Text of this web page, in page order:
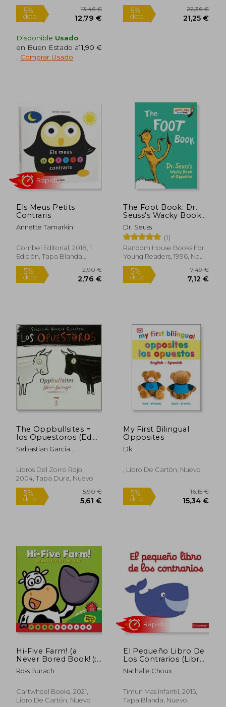
Disponible Usado
en Buen Estado a11,90 €
Comprar Usado
Els Meus Petits
Contraris
Annette Tamarkin
Combel Editorial, 2018, 1
Edición, Tapa Blanda,
Nuevo
5%
dcto. 2,76 €
Rápido
The Foot Book: Dr.
Seuss's Wacky Book
of Opposites (en
Inglés)
Dr. Seuss
(1)
Random House Books For
Young Readers, 1996, No
Edición, Libro De Cartón,
Nuevo
5%
dcto.
The Oppbullsites =
los Opuestoros (Ed.
Bilingue Español-
Ingles)
Sebastian Garcia
Libros Del Zorro Rojo,
2004, Tapa Dura, Nuevo
5%
dcto.
5,90 €
5,61 €
My First Bilingual
Opposites
Dk
, Libro De Cartón, Nuevo
5%
dcto.
Hi-Five Farm! (a
Never Bored Book! ):
Read, High-Five,
Repeat (en Inglés)
Ross Burach
Cartwheel Books, 2021,
Libro De Cartón, Nuevo
El Pequeño Libro De
Los Contrarios (Libros
con solapas y
lengüetas)
Nathalie Choux
Timun Mas Infantil, 2015,
Tapa Blanda, Nuevo